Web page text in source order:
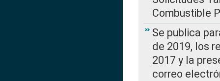
Combustible
Se publica
de 2019, los
2017 y la
correo